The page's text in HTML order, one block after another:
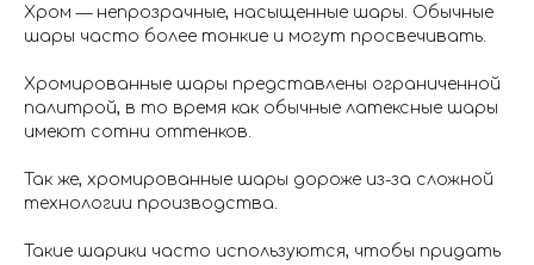
Хром — непрозрачные, насыщенные шары. Обычные
шары часто более тонкие и могут просвечивать.
Хромированные шары представлены ограниченной
палитрой, в то время как обычные латексные шары
имеют сотни оттенков.
Так же, хромированные шары дороже из-за сложной
технологии производства.
Такие шарики часто используются, чтобы придать